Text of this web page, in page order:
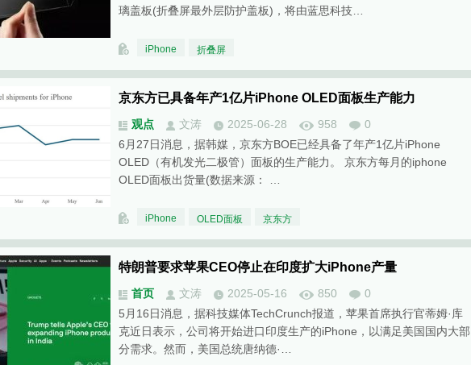
璃盖板(折叠屏最外层防护盖板)，将由蓝思科技…
iPhone 折叠屏
京东方已具备年产1亿片iPhone OLED面板生产能力
观点 文涛 2025-06-28 958
0
6月27日消息，据韩媒，京东方BOE已经具备了年产1亿片iPhone
OLED（有机发光二极管）面板的生产能力。 京东方每月的iphone
OLED面板出货量(数据来源： …
iPhone OLED面板 京东方
特朗普要求苹果CEO停止在印度扩大iPhone产量
首页 文涛 2025-05-16 850
0
5月16日消息，据科技媒体TechCrunch报道，苹果首席执行官蒂姆·库
克近日表示，公司将开始进口印度生产的iPhone，以满足美国国内大部
分需求。然而，美国总统唐纳德·…